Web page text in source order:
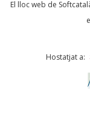
Comentari *
El lloc web de
Hostatjat a: